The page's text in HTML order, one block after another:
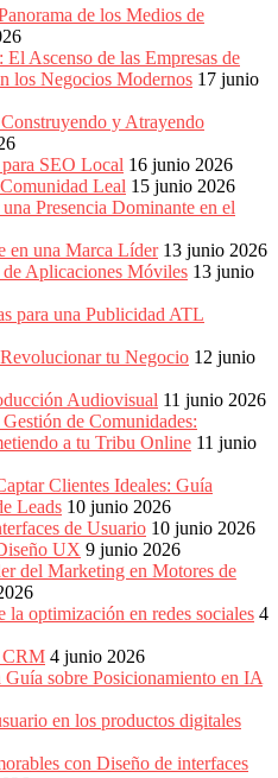
de los Medios de
Ascenso de las Empresas de
los Negocios Modernos 17 junio
y Atrayendo
SEO Local 16 junio 2026
Leal 15 junio 2026
Presencia Dominante en el
en una Marca Líder 13 junio 2026
Aplicaciones Móviles 13 junio
para una Publicidad ATL
tu Negocio 12 junio
Audiovisual 11 junio 2026
de Comunidades:
a tu Tribu Online 11 junio
Clientes Ideales: Guía
Leads 10 junio 2026
de Usuario 10 junio 2026
UX 9 junio 2026
del Marketing en Motores de
optimización en redes sociales 4
CRM 4 junio 2026
sobre Posicionamiento en IA
en los productos digitales
con Diseño de interfaces